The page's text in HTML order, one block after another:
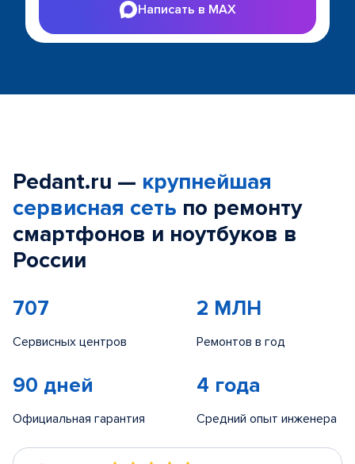
Написать в MAX
Pedant.ru — крупнейшая
сервисная сеть по ремонту
смартфонов и ноутбуков в
России
707
Сервисных центров
2 МЛН
Ремонтов в год
90 дней
Официальная гарантия
4 года
Средний опыт инженера